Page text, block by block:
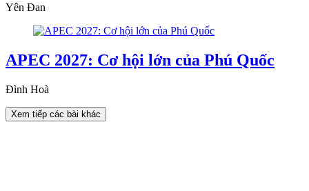
Yên Đan
APEC 2027: Cơ hội lớn của Phú Quốc
Đình Hoà
Xem tiếp các bài khác